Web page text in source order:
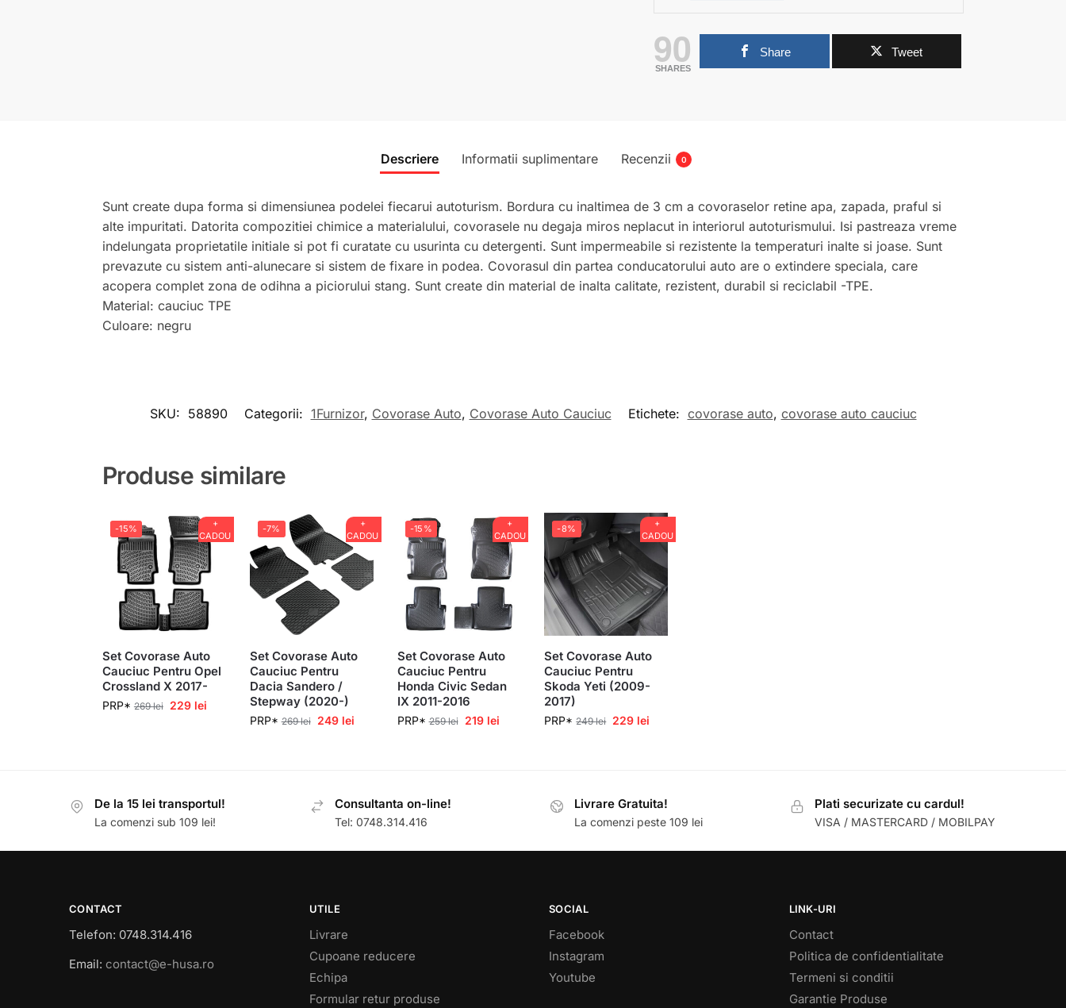
90
SHARES
Share Tweet
Descriere Informatii suplimentare Recenzii 0
Sunt create dupa forma si dimensiunea podelei fiecarui autoturism. Bordura cu inaltimea de 3 cm a covoraselor retine apa, zapada, praful si
alte impuritati. Datorita compozitiei chimice a materialului, covorasele nu degaja miros neplacut in interiorul autoturismului. Isi pastreaza vreme
indelungata proprietatile initiale si pot fi curatate cu usurinta cu detergenti. Sunt impermeabile si rezistente la temperaturi inalte si joase. Sunt
prevazute cu sistem anti-alunecare si sistem de fixare in podea. Covorasul din partea conducatorului auto are o extindere speciala, care
acopera complet zona de odihna a piciorului stang. Sunt create din material de inalta calitate, rezistent, durabil si reciclabil -TPE.
Material: cauciuc TPE
Culoare: negru
SKU: 58890 Categorii: 1Furnizor, Covorase Auto, Covorase Auto Cauciuc Etichete: covorase auto, covorase auto cauciuc
Produse similare
+
CADOU
-15%
Set Covorase Auto
Cauciuc Pentru Opel
Crossland X 2017-
PRP* 269lei 229 lei
+
CADOU
-7%
Set Covorase Auto
Cauciuc Pentru
Dacia Sandero /
Stepway (2020-)
PRP*269lei 249 lei
+
CADOU
-15%
Set Covorase Auto
Cauciuc Pentru
Honda Civic Sedan
IX 2011-2016
PRP*259lei 219 lei
+
CADOU
-8%
Set Covorase Auto
Cauciuc Pentru
Skoda Yeti (2009-
2017)
PRP*249lei 229 lei
De la 15 lei transportul!
La comenzi sub 109 lei!
Consultanta on-line!
Tel: 0748.314.416
Livrare Gratuita!
La comenzi peste 109 lei
Plati securizate cu cardul!
VISA / MASTERCARD / MOBILPAY
CONTACT
Telefon: 0748.314.416
Email: contact@e-husa.ro
UTILE
Livrare
Cupoane reducere
Echipa
Formular retur produse
SOCIAL
Facebook
Instagram
Youtube
LINK-URI
Contact
Politica de confidentialitate
Termeni si conditii
Garantie Produse